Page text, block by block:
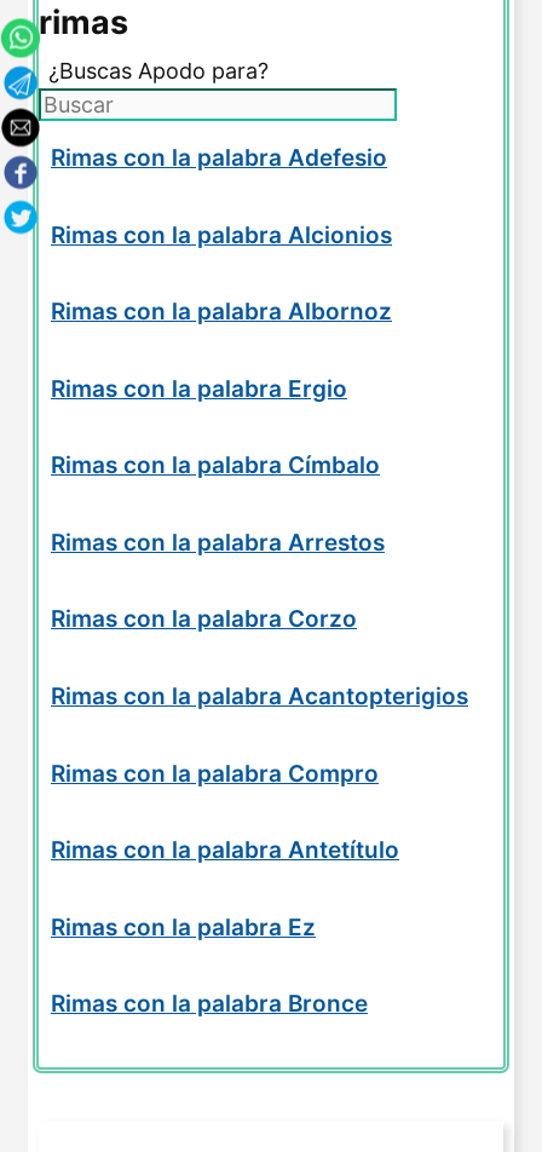
rimas
¿Buscas Apodo para?
Rimas con la palabra Adefesio
Rimas con la palabra Alcionios
Rimas con la palabra Albornoz
Rimas con la palabra Ergio
Rimas con la palabra Címbalo
Rimas con la palabra Arrestos
Rimas con la palabra Corzo
Rimas con la palabra Acantopterigios
Rimas con la palabra Compro
Rimas con la palabra Antetítulo
Rimas con la palabra Ez
Rimas con la palabra Bronce